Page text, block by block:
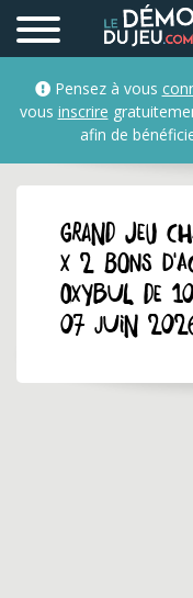
Pensez à vous
vous inscrire
afin de
GRAND JEU
x 2 bons
Oxybul de
07 juin